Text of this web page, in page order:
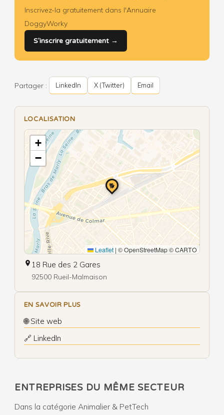
Inscrivez-la gratuitement dans l'Annuaire
DoggyWorky
S'inscrire gratuitement →
Partager : LinkedIn X (Twitter) Email
LOCALISATION
🐕
+
−
Leaflet | © OpenStreetMap © CARTO
18 Rue des 2 Gares
92500 Rueil-Malmaison
EN SAVOIR PLUS
🌐 Site web
🔗 LinkedIn
ENTREPRISES DU MÊME SECTEUR
Dans la catégorie Animalier & PetTech